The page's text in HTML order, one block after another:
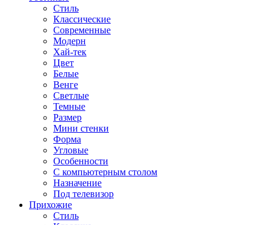
Стиль
Классические
Современные
Модерн
Хай-тек
Цвет
Белые
Венге
Светлые
Темные
Размер
Мини стенки
Форма
Угловые
Особенности
С компьютерным столом
Назначение
Под телевизор
Прихожие
Стиль